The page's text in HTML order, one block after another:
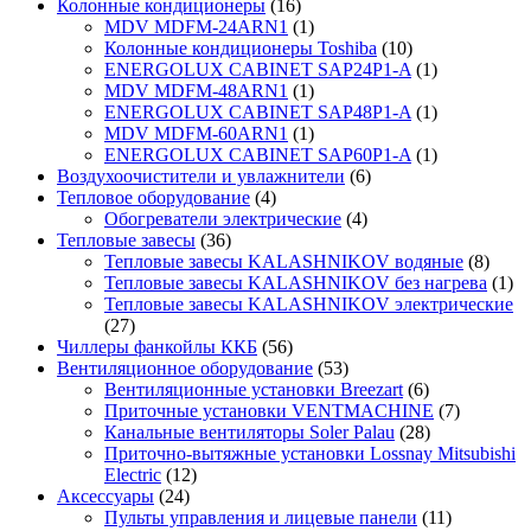
Колонные кондиционеры (16)
MDV MDFM-24ARN1 (1)
Колонные кондиционеры Toshiba (10)
ENERGOLUX CABINET SAP24P1-A (1)
MDV MDFM-48ARN1 (1)
ENERGOLUX CABINET SAP48P1-A (1)
MDV MDFM-60ARN1 (1)
ENERGOLUX CABINET SAP60P1-A (1)
Воздухоочистители и увлажнители (6)
Тепловое оборудование (4)
Обогреватели электрические (4)
Тепловые завесы (36)
Тепловые завесы KALASHNIKOV водяные (8)
Тепловые завесы KALASHNIKOV без нагрева (1)
Тепловые завесы KALASHNIKOV электрические
(27)
Чиллеры фанкойлы ККБ (56)
Вентиляционное оборудование (53)
Вентиляционные установки Breezart (6)
Приточные установки VENTMACHINE (7)
Канальные вентиляторы Soler Palau (28)
Приточно-вытяжные установки Lossnay Mitsubishi
Electric (12)
Аксессуары (24)
Пульты управления и лицевые панели (11)